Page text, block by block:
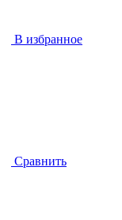
В избранное
Сравнить